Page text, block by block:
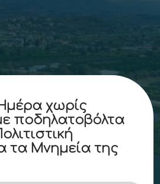
χωρίς
ποδηλατοβόλτα
τα Μνημεία της